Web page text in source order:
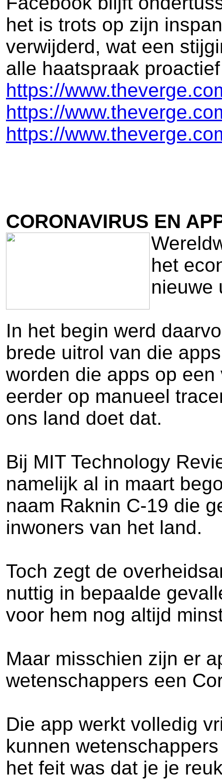
het is trots op zijn
verwijderd, wat een
alle haatspraak
https://
https://
https://
CORONAVIRUS EN
het
nieuwe
In het begin werd
brede uitrol van die
worden die apps op
eerder op manueel
ons land doet dat.
Bij MIT Technology
namelijk al in maart
naam Raknin C-19 die
inwoners van het land.
Toch zegt de
nuttig in bepaalde
voor hem nog altijd
Maar misschien zijn er
wetenschappers een
Die app werkt volledig
kunnen
het feit was dat je je